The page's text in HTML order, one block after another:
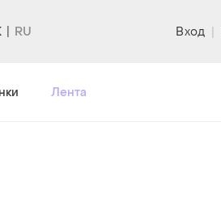
Вход |
Лента